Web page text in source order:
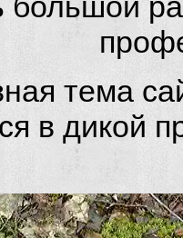
тема
в дикой